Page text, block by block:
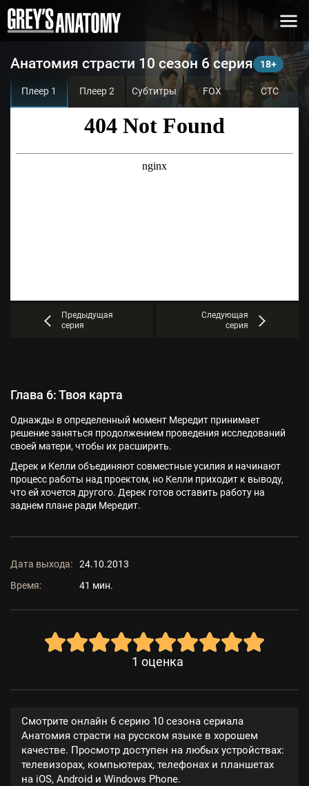
Анатомия страсти 10 сезон 6 серия
Плеер 1 Плеер 2 Субтитры FOX СТС
Предыдущая
серия
Следующая
серия
Глава 6: Твоя карта
Однажды в определенный момент Мередит принимает
решение заняться продолжением проведения исследований
своей матери, чтобы их расширить.
Дерек и Келли объединяют совместные усилия и начинают
процесс работы над проектом, но Келли приходит к выводу,
что ей хочется другого. Дерек готов оставить работу на
заднем плане ради Мередит.
Дата выхода:
24.10.2013
Время:
41 мин.
1 оценка
Смотрите онлайн 6 серию 10 сезона сериала
Анатомия страсти на русском языке в хорошем
качестве. Просмотр доступен на любых устройствах:
телевизорах, компьютерах, телефонах и планшетах
на iOS, Android и Windows Phone.